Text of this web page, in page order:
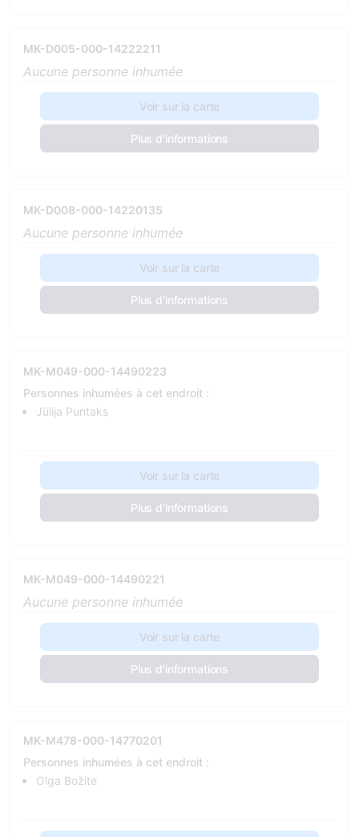
MK-D005-000-14222211
Aucune personne inhumée
Voir sur la carte
Plus d'informations
MK-D008-000-14220135
Aucune personne inhumée
Voir sur la carte
Plus d'informations
MK-M049-000-14490223
Personnes inhumées à cet endroit :
Jūlija Puntaks
Voir sur la carte
Plus d'informations
MK-M049-000-14490221
Aucune personne inhumée
Voir sur la carte
Plus d'informations
MK-M478-000-14770201
Personnes inhumées à cet endroit :
Olga Božite